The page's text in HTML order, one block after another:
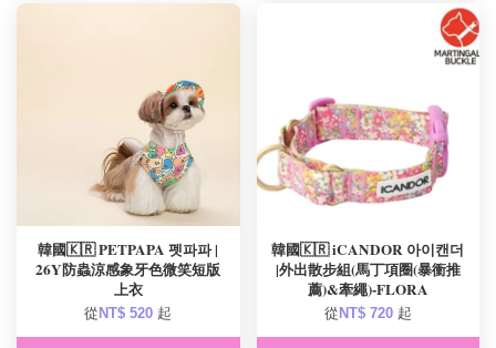
韓國🇰🇷 PETPAPA 펫파파 |
26Y防蟲涼感象牙色微笑短版
上衣
從 NT$ 520 起
韓國🇰🇷 iCANDOR 아이캔더
|外出散步組(馬丁項圈(暴衝推
薦)&牽繩)-FLORA
從 NT$ 720 起